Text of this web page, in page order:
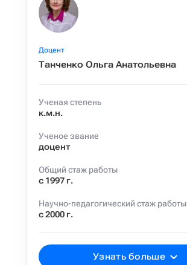
Доцент
Танченко Ольга Анатольевна
Узнать больше
Ученая степень
к.м.н.
Ученое звание
доцент
Общий стаж работы
с 1997 г.
Научно-педагогический стаж работы
с 2000 г.